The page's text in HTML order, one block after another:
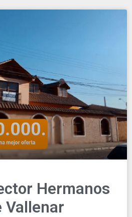
Hermanos
Vallenar